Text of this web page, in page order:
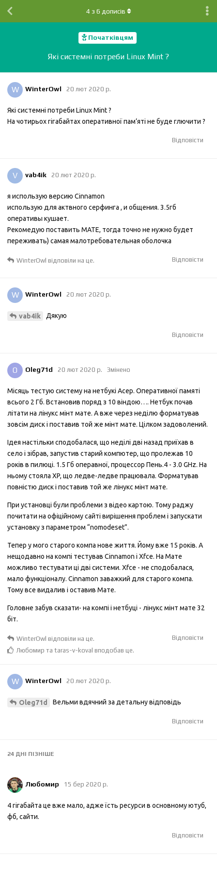
Початківцям
Які системні потреби Linux Mint ?
4 з 6 дописів
W WinterOwl 20 лют 2020 р.
Які системні потреби Linux Mint ?
На чотирьох гігабайтах оперативної пам’яті не буде глючити ?
Відповісти
V vab4ik 20 лют 2020 р.
я использую версию Cinnamon
использую для актвного серфинга , и общения. 3.5гб
оперативы кушает.
Рекомедую поставить MATE, тогда точно не нужно будет
переживать) самая малотребовательная оболочка
Відповісти
WinterOwl відповіли на це.
W WinterOwl 20 лют 2020 р.
vab4ik Дякую
Відповісти
O Oleg71d 20 лют 2020 р. Змінено
Місяць тестую систему на нетбукі Асер. Оперативної памяті
всього 2 Гб. Встановив поряд з 10 віндою…. Нетбук почав
літати на лінукс мінт мате. А вже через неділю форматував
зовсім диск і поставив той же мінт мате. Цілком задоволений.
Ідея настільки сподобалася, що неділі дві назад приїхав в
село і зібрав, запустив старий компютер, що пролежав 10
років в пилюці. 1.5 Гб операвної, процессор Пень.4 - 3.0 GHz. На
ньому стояла XP, що ледве-ледве працювала. Форматував
повністю диск і поставив той же лінукс мінт мате.
При установці були проблеми з відео картою. Тому раджу
почитати на офіційному сайті вирішення проблем і запускати
установку з параметром “nomodeset”.
Тепер у мого старого компа нове життя. Йому вже 15 років. А
нещодавно на компі тестував Cinnamon і Xfce. На Мате
можливо тестувати ці дві системи. Xfce - не сподобалася,
мало функціоналу. Cinnamon заважкий для старого компа.
Тому все видалив і оставив Мате.
Головне забув сказати- на компі і нетбуці - лінукс мінт мате 32
біт.
Відповісти
WinterOwl відповіли на це.
Любомир та taras-v-koval вподобав це.
W WinterOwl 20 лют 2020 р.
Oleg71d Вельми вдячний за детальну відповідь
Відповісти
24 ДНІ ПІЗНІШЕ
Любомир 15 бер 2020 р.
4 гігабайта це вже мало, адже їсть ресурси в основному ютуб,
фб, сайти.
Відповісти